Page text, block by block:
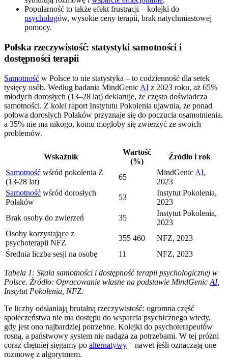
Popularność to także efekt frustracji – kolejki do
psychologów, wysokie ceny terapii, brak natychmiastowej
pomocy.
Polska rzeczywistość: statystyki samotności i
dostępności terapii
Samotność w Polsce to nie statystyka – to codzienność dla setek
tysięcy osób. Według badania MindGenic AI z 2023 roku, aż 65%
młodych dorosłych (13–28 lat) deklaruje, że często doświadcza
samotności. Z kolei raport Instytutu Pokolenia ujawnia, że ponad
połowa dorosłych Polaków przyznaje się do poczucia osamotnienia,
a 35% nie ma nikogo, komu mogłoby się zwierzyć ze swoich
problemów.
Wskaźnik
Wartość
(%)
Źródło i rok
Samotność wśród pokolenia Z
(13-28 lat)
65
MindGenic AI,
2023
Samotność wśród dorosłych
Polaków
53
Instytut Pokolenia,
2023
Brak osoby do zwierzeń
35
Instytut Pokolenia,
2023
Osoby korzystające z
psychoterapii NFZ
355 460
NFZ, 2023
Średnia liczba sesji na osobę
11 NFZ, 2023
Tabela 1: Skala samotności i dostępność terapii psychologicznej w
Polsce. Źródło: Opracowanie własne na podstawie MindGenic AI,
Instytut Pokolenia, NFZ.
Te liczby odsłaniają brutalną rzeczywistość: ogromna część
społeczeństwa nie ma dostępu do wsparcia psychicznego wtedy,
gdy jest ono najbardziej potrzebne. Kolejki do psychoterapeutów
rosną, a państwowy system nie nadąża za potrzebami. W tej próżni
coraz chętniej sięgamy po alternatywy – nawet jeśli oznaczają one
rozmowę z algorytmem.